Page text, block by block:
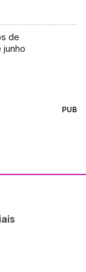
de
junho
PUB
ao